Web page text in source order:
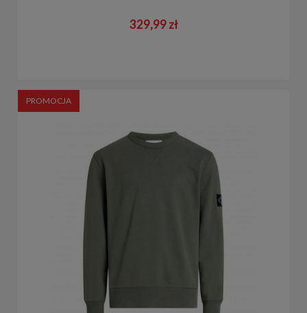
329,99 zł
PROMOCJA